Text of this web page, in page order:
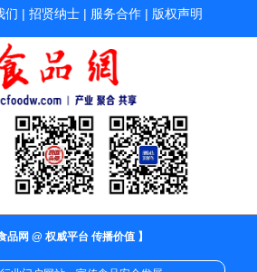
们 | 招贤纳士 | 服务合作 | 版权声明
品网 @ 权威平台 传播价值 】